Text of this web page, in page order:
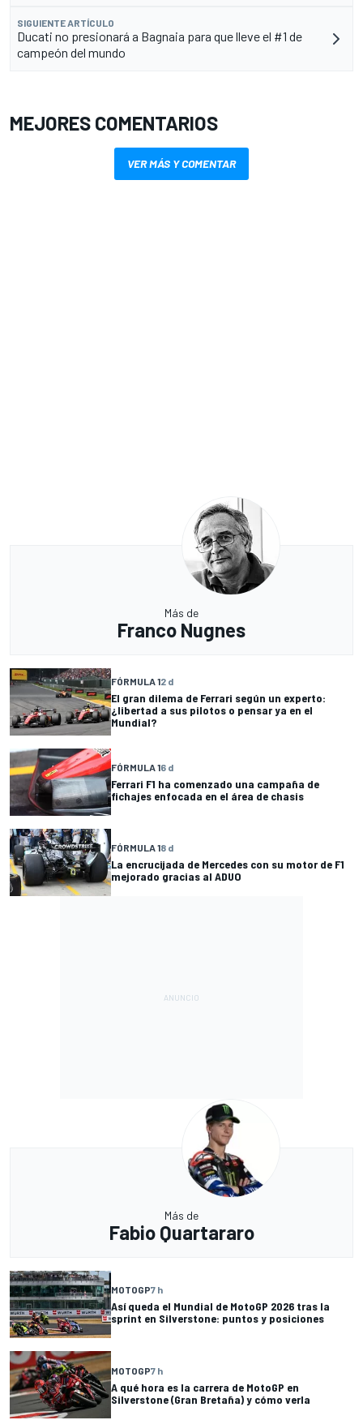
SIGUIENTE ARTÍCULO
Ducati no presionará a Bagnaia para que lleve el #1 de
campeón del mundo
MEJORES COMENTARIOS
VER MÁS Y COMENTAR
Más de
Franco Nugnes
FÓRMULA 12 d
El gran dilema de Ferrari según un experto:
¿libertad a sus pilotos o pensar ya en el
Mundial?
FÓRMULA 16 d
Ferrari F1 ha comenzado una campaña de
fichajes enfocada en el área de chasis
FÓRMULA 18 d
La encrucijada de Mercedes con su motor de F1
mejorado gracias al ADUO
Más de
Fabio Quartararo
MOTOGP7 h
Así queda el Mundial de MotoGP 2026 tras la
sprint en Silverstone: puntos y posiciones
MOTOGP7 h
A qué hora es la carrera de MotoGP en
Silverstone (Gran Bretaña) y cómo verla